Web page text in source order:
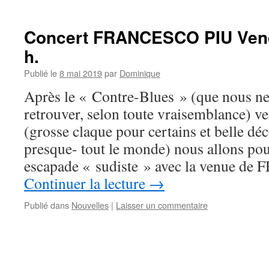
Concert FRANCESCO PIU
h.
Publié le8 mai 2019par Dominique
Après le « Contre-Blues » (que nous
retrouver, selon toute vraisemblance)
(grosse claque pour certains et belle
presque- tout le monde) nous allons
escapade « sudiste » avec la venue
Continuer la lecture →
Publié dans Nouvelles | Laisser un commentaire